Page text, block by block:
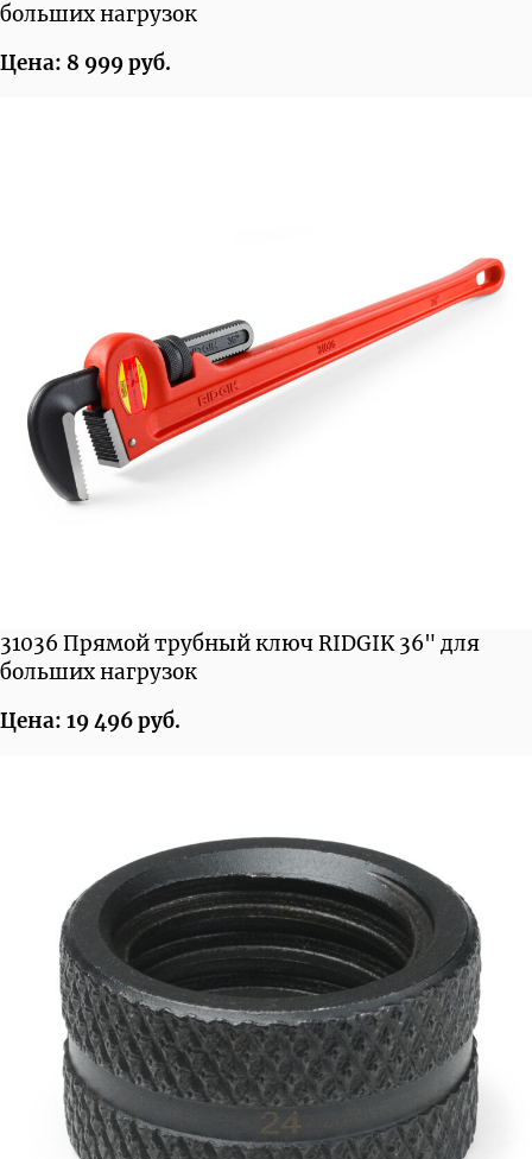
больших нагрузок
Цена: 8 999 руб.
31036 Прямой трубный ключ RIDGIK 36" для
больших нагрузок
Цена: 19 496 руб.